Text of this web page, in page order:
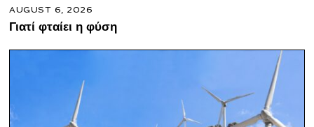
AUGUST 6, 2026
Γιατί φταίει η φύση